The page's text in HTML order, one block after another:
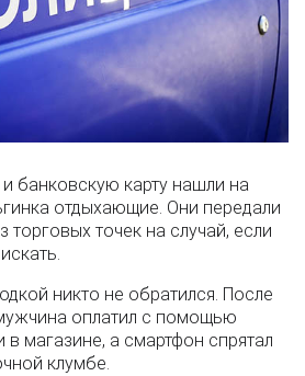
банковскую карту нашли на
отдыхающие. Они передали
торговых точек на случай, если
никто не обратился. После
оплатил с помощью
в магазине, а смартфон спрятал
клумбе.